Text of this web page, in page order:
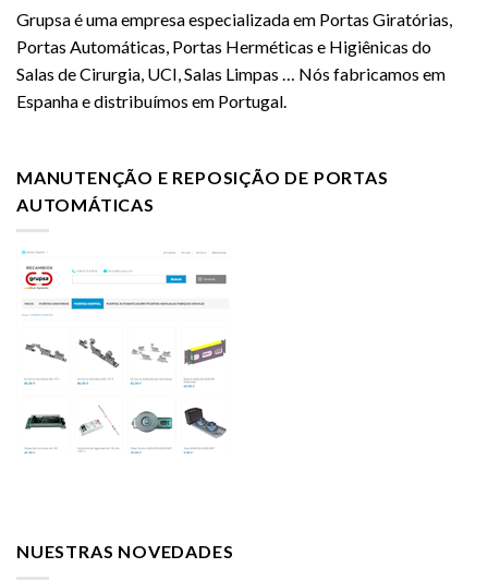
Grupsa é uma empresa especializada em Portas Giratórias,
Portas Automáticas, Portas Herméticas e Higiênicas do
Salas de Cirurgia, UCI, Salas Limpas … Nós fabricamos em
Espanha e distribuímos em Portugal.
MANUTENÇÃO E REPOSIÇÃO DE PORTAS
AUTOMÁTICAS
NUESTRAS NOVEDADES